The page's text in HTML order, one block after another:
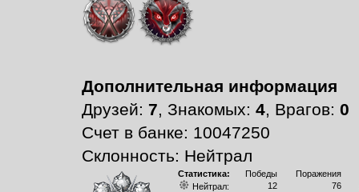
Дополнительная информация
Друзей: 7, Знакомых: 4, Врагов: 0
Счет в банке: 10047250
Склонность: Нейтрал
Статистика: Победы
Поражения
Нейтрал:
12
76